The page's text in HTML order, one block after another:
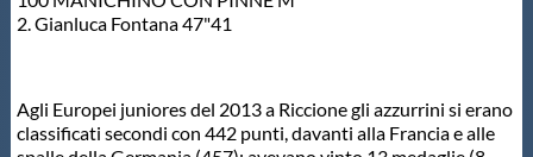
2. Gianluca Fontana 47"41
Agli Europei juniores del 2013 a Riccione gli azzurrini si erano
classificati secondi con 442 punti, davanti alla Francia e alle